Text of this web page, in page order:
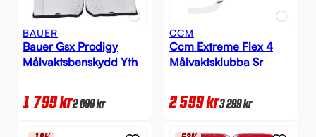
BAUER
Bauer Gsx Prodigy
Målvaktsbenskydd Yth
1 799kr2 099kr
CCM
Ccm Extreme Flex 4
Målvaktsklubba Sr
2 599kr3 299kr